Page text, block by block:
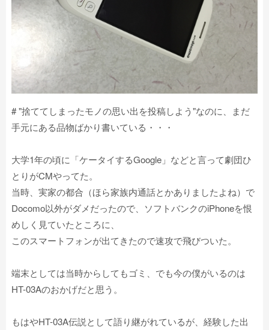
# "捨ててしまったモノの思い出を投稿しよう"なのに、まだ
手元にある品物ばかり書いている・・・
大学1年の頃に「ケータイするGoogle」などと言って劇団ひ
とりがCMやってた。
当時、実家の都合（ほら家族内通話とかありましたよね）で
Docomo以外がダメだったので、ソフトバンクのiPhoneを恨
めしく見ていたところに、
このスマートフォンが出てきたので速攻で飛びついた。
端末としては当時からしてもゴミ、でも今の僕がいるのは
HT-03Aのおかげだと思う。
もはやHT-03A伝説として語り継がれているが、経験した出